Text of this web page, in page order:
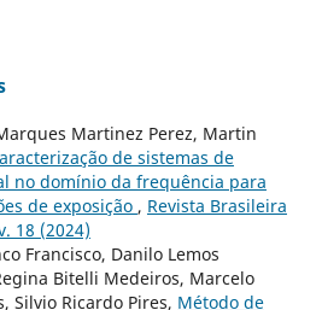
Martinez Perez, Martin
de sistemas de
no domínio da frequência para
de exposição , Revista Brasileira
18 (2024)
Francisco, Danilo Lemos
Bitelli Medeiros, Marcelo
Silvio Ricardo Pires, Método de